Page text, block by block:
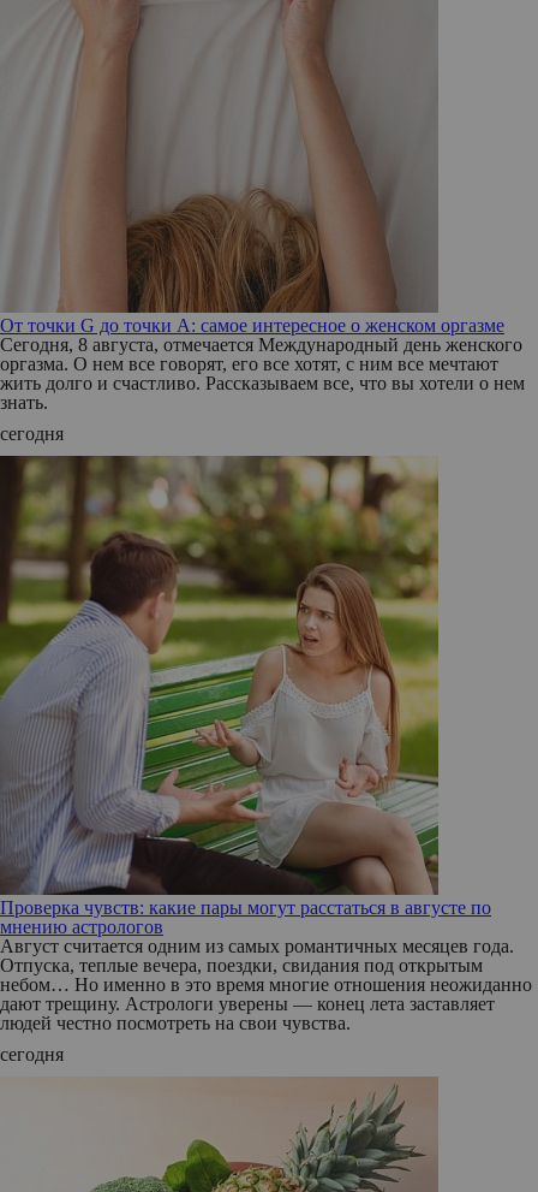
От точки G до точки A: самое интересное о женском оргазме
Сегодня, 8 августа, отмечается Международный день женского
оргазма. О нем все говорят, его все хотят, с ним все мечтают
жить долго и счастливо. Рассказываем все, что вы хотели о нем
знать.
сегодня
Проверка чувств: какие пары могут расстаться в августе по
мнению астрологов
Август считается одним из самых романтичных месяцев года.
Отпуска, теплые вечера, поездки, свидания под открытым
небом… Но именно в это время многие отношения неожиданно
дают трещину. Астрологи уверены — конец лета заставляет
людей честно посмотреть на свои чувства.
сегодня